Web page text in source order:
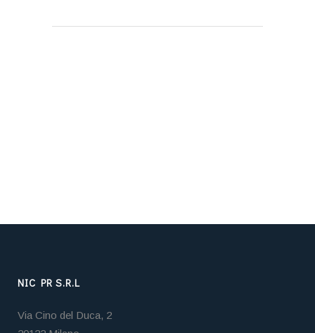
NIC PR S.R.L
Via Cino del Duca, 2